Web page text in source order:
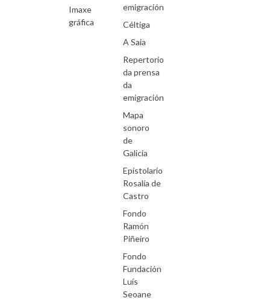
Imaxe
gráfica
emigración
Céltiga
A Saia
Repertorio
da prensa
da
emigración
Mapa
sonoro
de
Galicia
Epistolario
Rosalía de
Castro
Fondo
Ramón
Piñeiro
Fondo
Fundación
Luís
Seoane